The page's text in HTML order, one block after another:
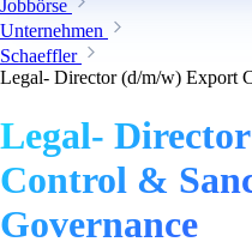
Jobbörse
Unternehmen
Schaeffler
Legal- Director (d/m/w) Export
Legal-
Control &
Governance